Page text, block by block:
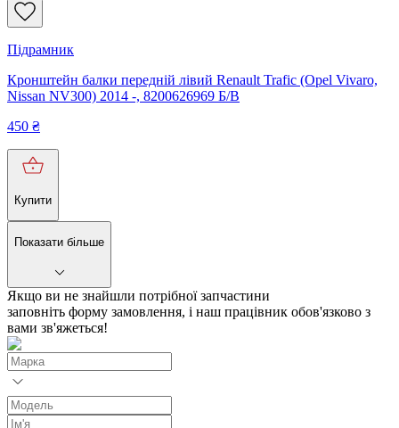
Підрамник
Кронштейн балки передній лівий Renault Trafic (Opel Vivaro,
Nissan NV300) 2014 -, 8200626969 Б/В
450 ₴
Купити
Показати більше
Якщо ви не знайшли потрібної запчастини
заповніть форму замовлення, і наш працівник обов'язково з
вами зв'яжеться!